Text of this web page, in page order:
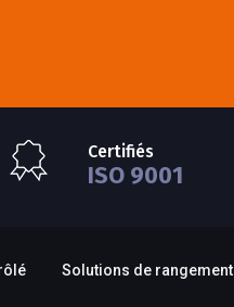
Certifiés
ISO 9001
Solutions de rangement